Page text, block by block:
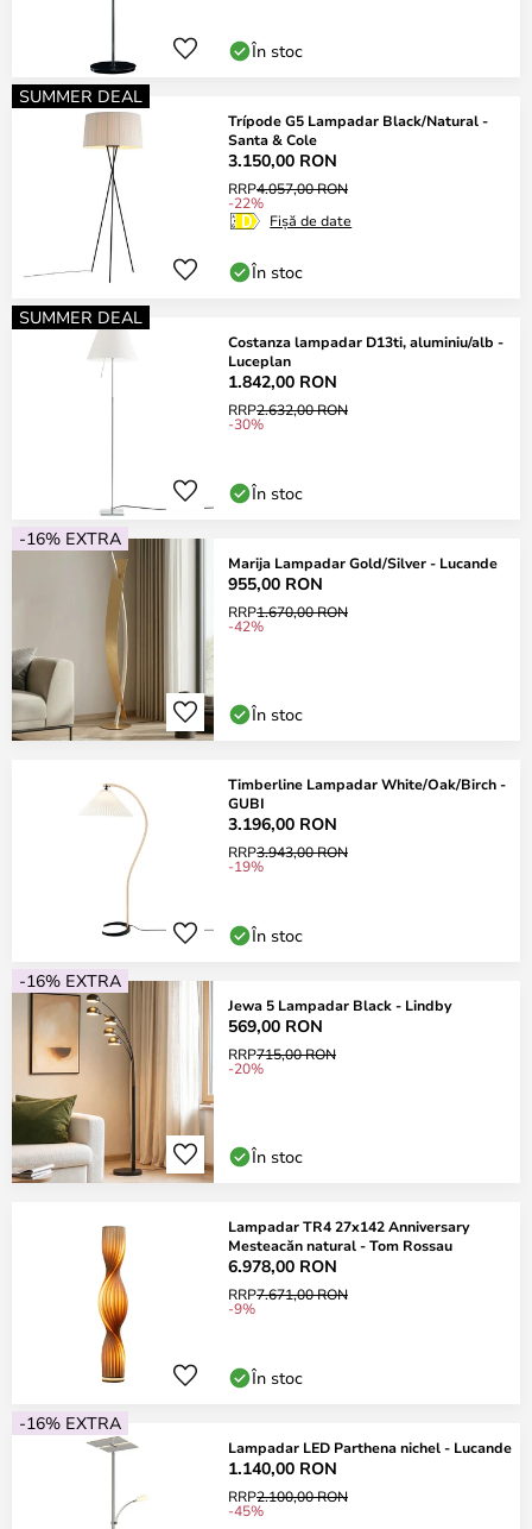
În stoc
SUMMER DEAL
Trípode G5 Lampadar Black/Natural -
Santa & Cole
3.150,00 RON
RRP4.057,00 RON
-22%
Fișă de date
În stoc
SUMMER DEAL
Costanza lampadar D13ti, aluminiu/alb -
Luceplan
1.842,00 RON
RRP2.632,00 RON
-30%
În stoc
-16% EXTRA
Marija Lampadar Gold/Silver - Lucande
955,00 RON
RRP1.670,00 RON
-42%
În stoc
Timberline Lampadar White/Oak/Birch -
GUBI
3.196,00 RON
RRP3.943,00 RON
-19%
În stoc
-16% EXTRA
Jewa 5 Lampadar Black - Lindby
569,00 RON
RRP715,00 RON
-20%
În stoc
Lampadar TR4 27x142 Anniversary
Mesteacăn natural - Tom Rossau
6.978,00 RON
RRP7.671,00 RON
-9%
În stoc
-16% EXTRA
Lampadar LED Parthena nichel - Lucande
1.140,00 RON
RRP2.100,00 RON
-45%